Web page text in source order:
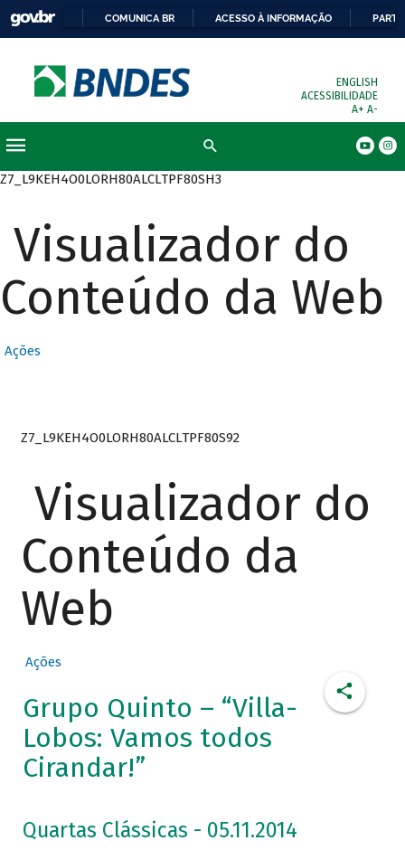
COMUNICA BR ACESSO À INFORMAÇÃO
ENGLISH
ACESSIBILIDADE
A+ A-
Z7_L9KEH4O0LORH80ALCLTPF80SH3
Visualizador do
Conteúdo da Web
Ações
Z7_L9KEH4O0LORH80ALCLTPF80S92
Visualizador do
Conteúdo da
Web
Ações
Grupo Quinto – “Villa-
Lobos: Vamos todos
Cirandar!”
Quartas Clássicas - 05.11.2014